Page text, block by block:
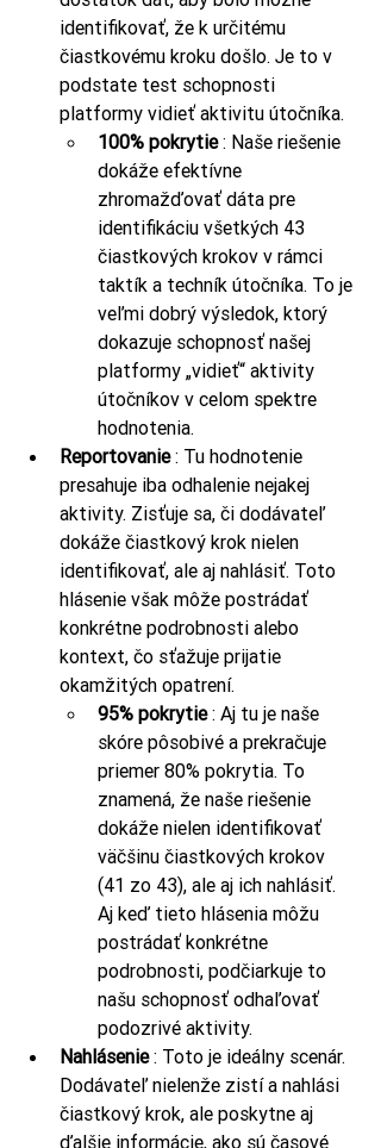
identifikovať, že k určitému
čiastkovému kroku došlo. Je to v
podstate test schopnosti
platformy vidieť aktivitu útočníka.
100% pokrytie : Naše riešenie
dokáže efektívne
zhromažďovať dáta pre
identifikáciu všetkých 43
čiastkových krokov v rámci
taktík a techník útočníka. To je
veľmi dobrý výsledok, ktorý
dokazuje schopnosť našej
platformy „vidieť“ aktivity
útočníkov v celom spektre
hodnotenia.
Reportovanie : Tu hodnotenie
presahuje iba odhalenie nejakej
aktivity. Zisťuje sa, či dodávateľ
dokáže čiastkový krok nielen
identifikovať, ale aj nahlásiť. Toto
hlásenie však môže postrádať
konkrétne podrobnosti alebo
kontext, čo sťažuje prijatie
okamžitých opatrení.
95% pokrytie : Aj tu je naše
skóre pôsobivé a prekračuje
priemer 80% pokrytia. To
znamená, že naše riešenie
dokáže nielen identifikovať
väčšinu čiastkových krokov
(41 zo 43), ale aj ich nahlásiť.
Aj keď tieto hlásenia môžu
postrádať konkrétne
podrobnosti, podčiarkuje to
našu schopnosť odhaľovať
podozrivé aktivity.
Nahlásenie : Toto je ideálny scenár.
Dodávateľ nielenže zistí a nahlási
čiastkový krok, ale poskytne aj
ďalšie informácie, ako sú časové